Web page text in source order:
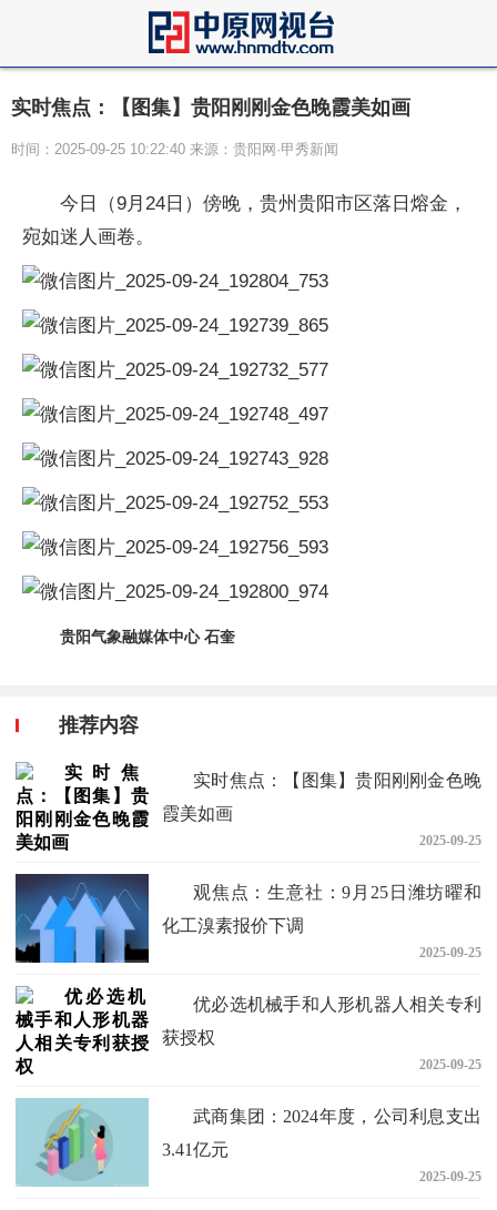
实时焦点：【图集】贵阳刚刚金色晚霞美如画
时间：2025-09-25 10:22:40 来源：贵阳网·甲秀新闻
今日（9月24日）傍晚，贵州贵阳市区落日熔金，
宛如迷人画卷。
贵阳气象融媒体中心 石奎
推荐内容
实时焦点：【图集】贵阳刚刚金色晚
霞美如画
2025-09-25
观焦点：生意社：9月25日潍坊曜和
化工溴素报价下调
2025-09-25
优必选机械手和人形机器人相关专利
获授权
2025-09-25
武商集团：2024年度，公司利息支出
3.41亿元
2025-09-25